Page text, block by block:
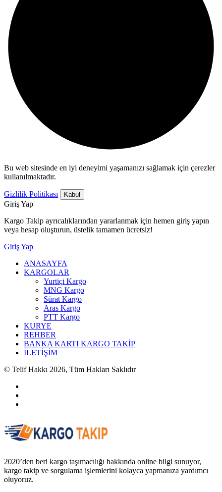
Bu web sitesinde en iyi deneyimi yaşamanızı sağlamak için çerezler
kullanılmaktadır.
Gizlilik Politikası Kabul
Giriş Yap
Kargo Takip ayrıcalıklarından yararlanmak için hemen giriş yapın
veya hesap oluşturun, üstelik tamamen ücretsiz!
Giriş Yap
ANASAYFA
KARGOLAR
Yurtiçi Kargo
MNG Kargo
Sürat Kargo
Aras Kargo
PTT Kargo
KURYE
REHBER
BANKA KARTI KARGO TAKİP
İLETİŞİM
© Telif Hakkı 2026, Tüm Hakları Saklıdır
2020’den beri kargo taşımacılığı hakkında online bilgi sunuyor,
kargo takip ve sorgulama işlemlerini kolayca yapmanıza yardımcı
oluyoruz.